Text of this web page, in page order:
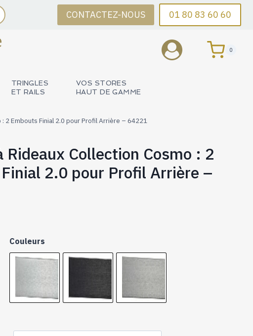
CONTACTEZ-NOUS 01 80 83 60 60
0
TRINGLES
ET RAILS
VOS STORES
HAUT DE GAMME
: 2 Embouts Finial 2.0 pour Profil Arrière – 64221
Rideaux Collection Cosmo : 2
2.0 pour Profil Arrière –
Couleurs